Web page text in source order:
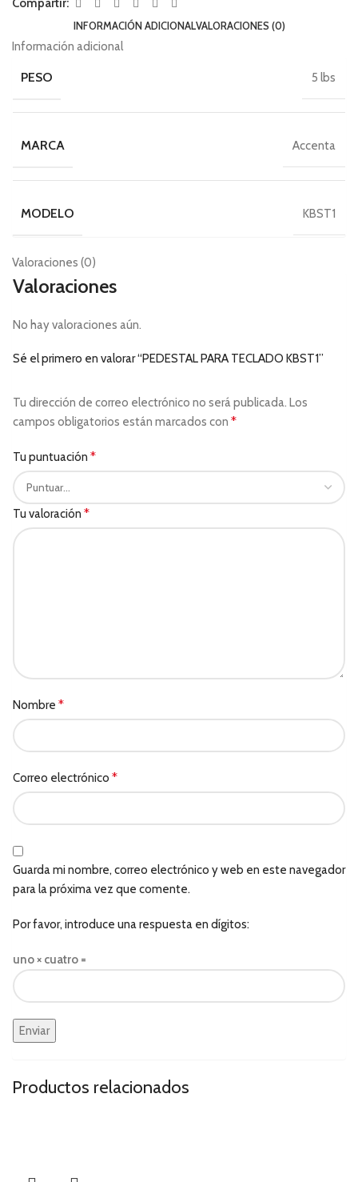
Compartir:
INFORMACIÓN ADICIONALVALORACIONES (0)
Información adicional
PESO 5 lbs
MARCA Accenta
MODELO KBST1
Valoraciones (0)
Valoraciones
No hay valoraciones aún.
Sé el primero en valorar “PEDESTAL PARA TECLADO KBST1”
Tu dirección de correo electrónico no será publicada. Los
campos obligatorios están marcados con *
Tu puntuación *
Tu valoración *
Nombre *
Correo electrónico *
Guarda mi nombre, correo electrónico y web en este navegador
para la próxima vez que comente.
Por favor, introduce una respuesta en dígitos:
uno × cuatro =
Productos relacionados